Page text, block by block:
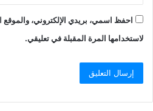
احفظ اسمي، بريدي الإلكتروني، والموقع
لاستخدامها المرة المقبلة في تعليقي.